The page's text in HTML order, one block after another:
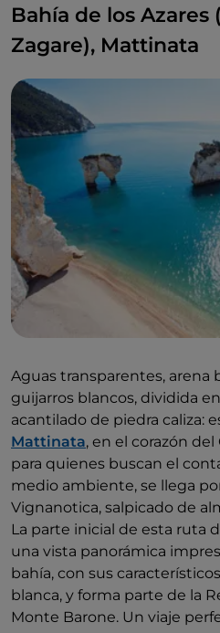
Bahía de los Azares
Zagare), Mattinata
Aguas transparentes, arena
guijarros blancos, dividida
acantilado de piedra caliza:
Mattinata, en el corazón
para quienes buscan el
medio ambiente, se llega
Vignanotica, salpicado de
La parte inicial de esta ruta
una vista panorámica
bahía, con sus
blanca, y forma parte de la
Monte Barone. Un viaje